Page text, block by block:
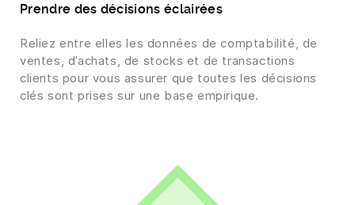
Prendre des décisions éclairées
Reliez entre elles les données de comptabilité, de
ventes, d’achats, de stocks et de transactions
clients pour vous assurer que toutes les décisions
clés sont prises sur une base empirique.